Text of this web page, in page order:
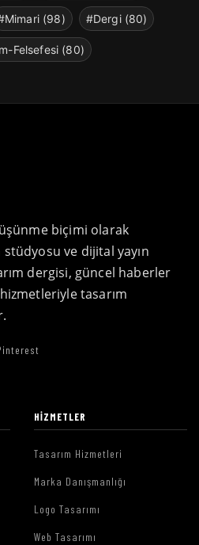
(98) #Dergi (80)
Felsefesi (80)
biçimi olarak
ve dijital yayın
dergisi, güncel haberler
tasarım
HIZMETLER
Tasarım Hizmetleri
Marka Danışmanlığı
Logo Tasarımı
Web Tasarımı